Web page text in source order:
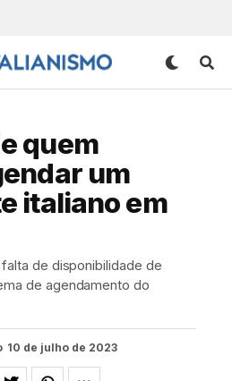
quem
um
italiano em
de disponibilidade de
de agendamento do
10 de julho de 2023